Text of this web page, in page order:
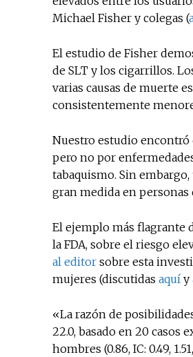
Michael Fisher y colegas (
El estudio de Fisher
de SLT y los cigarrillos.
varias causas de muerte
consistentemente
Nuestro estudio encontró
pero no por
tabaquismo. Sin
gran medida en personas
El ejemplo más flagrante
la FDA, sobre el riesgo
al editor sobre esta
mujeres (discutidas aquí y
«La razón de
22.0, basado en 20 casos
hombres (0.86, IC: 0.49,